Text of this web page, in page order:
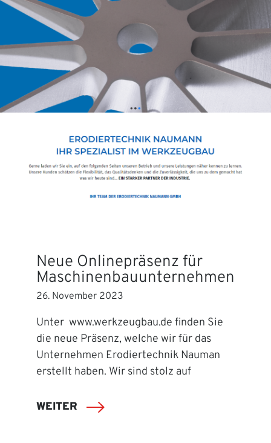
Neue Onlinepräsenz für
Maschinenbauunternehmen
26. November 2023
Unter www.werkzeugbau.de finden Sie
die neue Präsenz, welche wir für das
Unternehmen Erodiertechnik Nauman
erstellt haben. Wir sind stolz auf
WEITER